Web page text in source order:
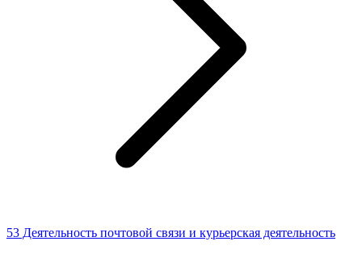
53 Деятельность почтовой связи и курьерская деятельность